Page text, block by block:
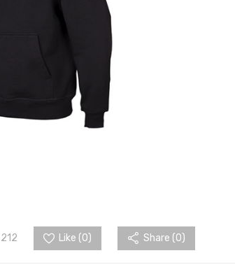
212 Like (0) Share (0)